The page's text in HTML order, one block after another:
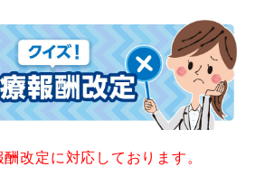
改定に対応しております。